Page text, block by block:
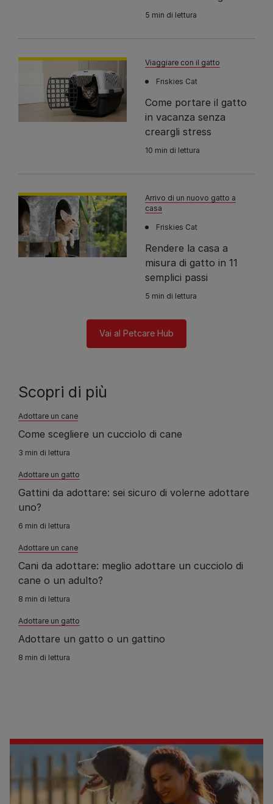
5 min di lettura
Viaggiare con il gatto
Friskies Cat
Come portare il gatto
in vacanza senza
creargli stress
10 min di lettura
Arrivo di un nuovo gatto a
casa
Friskies Cat
Rendere la casa a
misura di gatto in 11
semplici passi
5 min di lettura
Vai al Petcare Hub
Scopri di più
Adottare un cane
Come scegliere un cucciolo di cane
3 min di lettura
Adottare un gatto
Gattini da adottare: sei sicuro di volerne adottare
uno?
6 min di lettura
Adottare un cane
Cani da adottare: meglio adottare un cucciolo di
cane o un adulto?
8 min di lettura
Adottare un gatto
Adottare un gatto o un gattino
8 min di lettura